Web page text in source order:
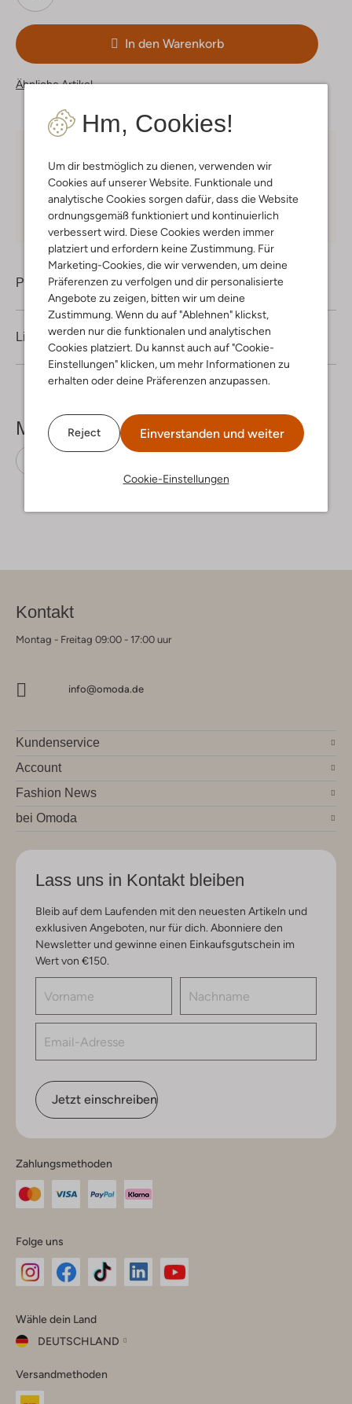
Hm, Cookies!
Um dir bestmöglich zu dienen, verwenden wir
Cookies auf unserer Website. Funktionale und
analytische Cookies sorgen dafür, dass die Website
ordnungsgemäß funktioniert und kontinuierlich
verbessert wird. Diese Cookies werden immer
platziert und erfordern keine Zustimmung. Für
Marketing-Cookies, die wir verwenden, um deine
Präferenzen zu verfolgen und dir personalisierte
Angebote zu zeigen, bitten wir um deine
Zustimmung. Wenn du auf "Ablehnen" klickst,
werden nur die funktionalen und analytischen
Cookies platziert. Du kannst auch auf "Cookie-
Einstellungen" klicken, um mehr Informationen zu
erhalten oder deine Präferenzen anzupassen.
Reject Einverstanden und weiter
Cookie-Einstellungen
In den Warenkorb
Ähnliche Artikel
Kostenloser Versand
ab € 75 für Club-Omoda
Mitglieder in Deutschland
Kauf auf Rechnung 30 TagenRückgaberecht
Produktinformation
Lieferung & Rückgabe
Mehr sehen
Kontakt
Montag - Freitag 09:00 - 17:00 uur
info@omoda.de
Kundenservice
Account
Fashion News
bei Omoda
Lass uns in Kontakt bleiben
Bleib auf dem Laufenden mit den neuesten Artikeln und
exklusiven Angeboten, nur für dich. Abonniere den
Newsletter und gewinne einen Einkaufsgutschein im
Wert von €150.
Jetzt einschreiben
Zahlungsmethoden
Folge uns
Instagram
Facebook
TikTok
Wähle dein Land
DEUTSCHLAND
dein
Land
Versandmethoden